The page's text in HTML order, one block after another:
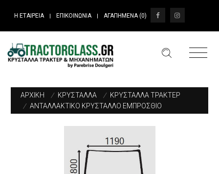
Η ΕΤΑΙΡΕΙΑ ΕΠΙΚΟΙΝΩΝΙΑ ΑΓΑΠΗΜΕΝΑ (0)
ΑΡΧΙΚΗ / ΚΡΥΣΤΑΛΛΑ / ΚΡΥΣΤΑΛΛΑ ΤΡΑΚΤΕΡ
/ ΑΝΤΑΛΛΑΚΤΙΚΟ ΚΡΥΣΤΑΛΛΟ ΕΜΠΡΟΣΘΙΟ